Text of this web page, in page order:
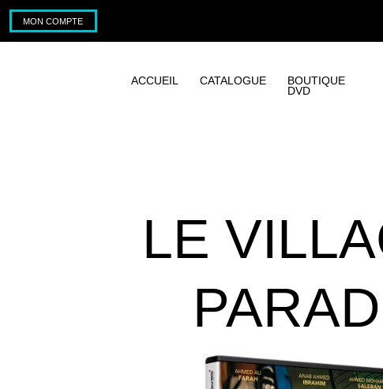
MON COMPTE
ACCUEIL CATALOGUE
BOUTIQUE
DVD
LE